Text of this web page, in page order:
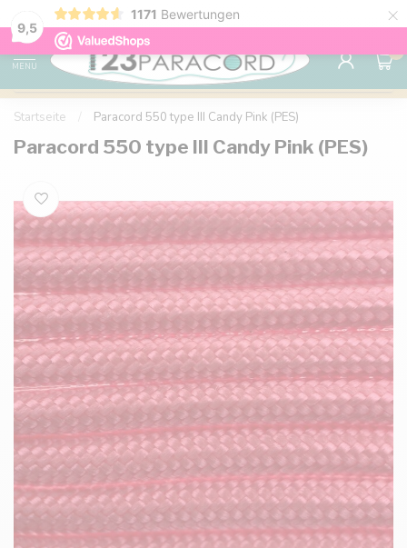
9,5
1171 Bewertungen ×
Kostenlose Lieferung nach Hause ab 150 €
MENU
0
Startseite Paracord 550 type III Candy Pink (PES)
Paracord 550 type III Candy Pink (PES)